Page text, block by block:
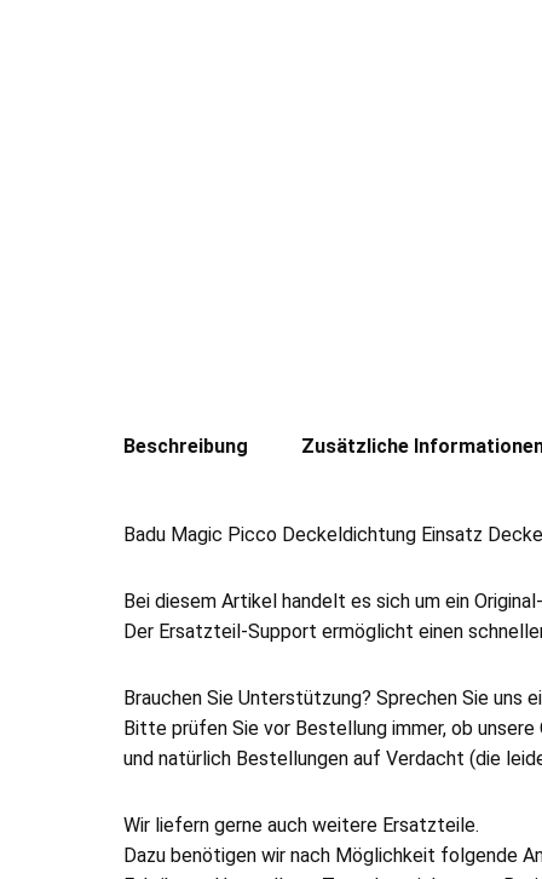
Beschreibung Zusätzliche
Badu Magic Picco Deckeldichtung Einsatz
Bei diesem Artikel handelt es sich um ein
Der Ersatzteil-Support ermöglicht einen
Brauchen Sie Unterstützung? Sprechen Sie uns
Bitte prüfen Sie vor Bestellung immer, ob
und natürlich Bestellungen auf Verdacht (die
Wir liefern gerne auch weitere Ersatzteile.
Dazu benötigen wir nach Möglichkeit folgende